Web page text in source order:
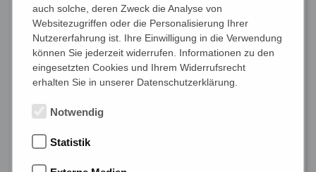
Finanzierung
Die Anschaffung mobiler Güter wie Maschinen,
Computer,
auch solche, deren Zweck die Analyse von
Websitezugriffen oder die Personalisierung Ihrer
Nutzererfahrung ist. Ihre Einwilligung in die Verwendung
können Sie jederzeit widerrufen. Informationen zu den
eingesetzten Cookies und Ihrem Widerrufsrecht
erhalten Sie in unserer Datenschutzerklärung.
Notwendig
Statistik